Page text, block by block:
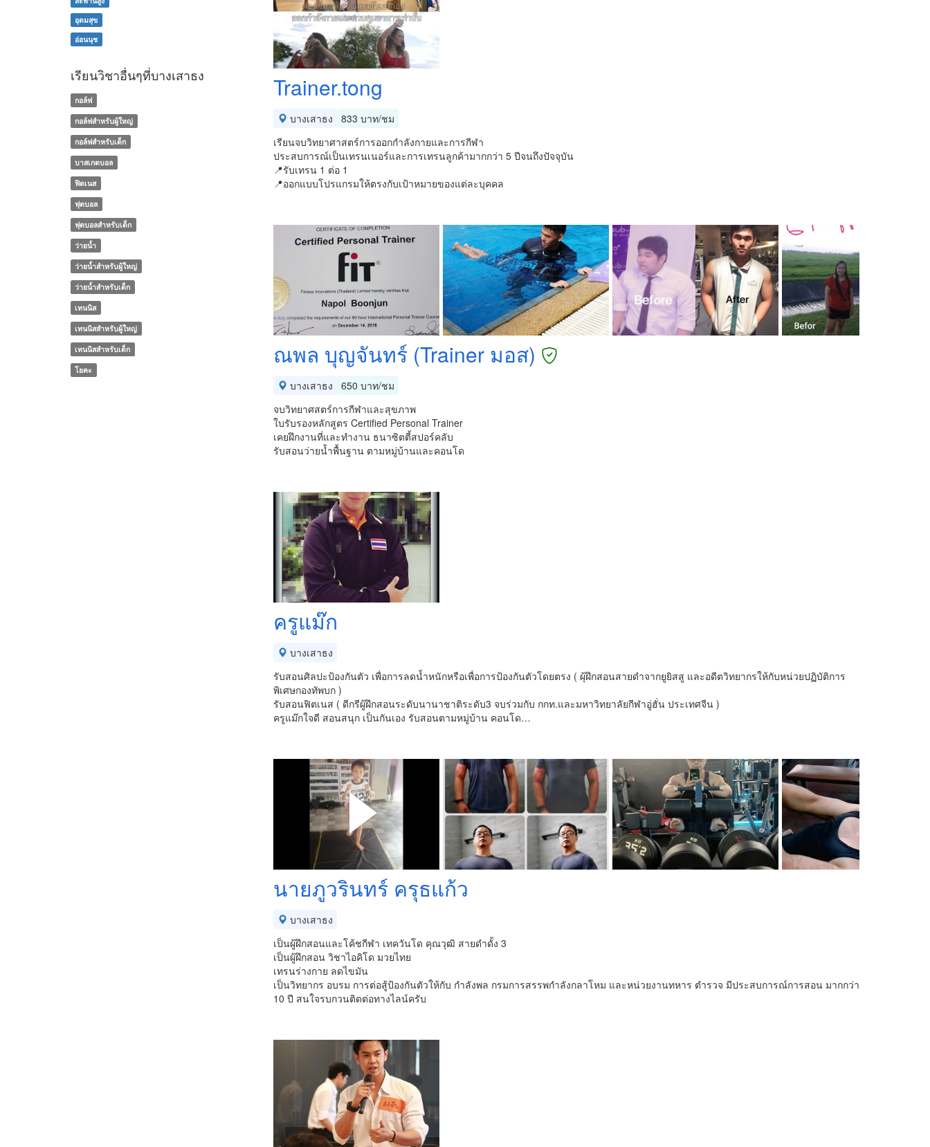
Trainer.tong
บางเสาธง
833 บาท/ชม
เรียนจบวิทยาศาสตร์การออกกำลังกายและการกีฬา
ประสบการณ์เป็นเทรนเนอร์และการเทรนลูกค้ามากกว่า 5 ปีจนถึงปัจจุบัน
📍รับเทรน 1 ต่อ 1
📍ออกแบบโปรแกรมให้ตรงกับเป้าหมายของแต่ละบุคคล
ณพล บุญจันทร์ (Trainer มอส)
บางเสาธง
650 บาท/ชม
จบวิทยาศสตร์การกีฬาและสุขภาพ
ใบรับรองหลักสูตร Certified Personal Trainer
เคยฝึกงานที่และทำงาน ธนาซิตตี้สปอร์คลับ
รับสอนว่ายน้ำพื้นฐาน ตามหมู่บ้านและคอนโด
ครูแม๊ก
บางเสาธง
รับสอนศิลปะป้องกันตัว เพื่อการลดน้ำหนักหรือเพื่อการป้องกันตัวโดยตรง ( ผุ้ฝึกสอนสายดำจากยูยิสสู และอดีตวิทยากรให้กับหน่วยปฏิบัติการ
พิเศษกองทัพบก )
รับสอนฟิตเนส ( ดีกรีผู้ฝึกสอนระดับนานาชาติระดับ3 จบร่วมกับ กกท.และมหาวิทยาลัยกีฬาอู่ฮั่น ประเทศจีน )
ครูแม๊กใจดี สอนสนุก เป็นกันเอง รับสอนตามหมู่บ้าน คอนโด…
นายภูวรินทร์ ครุธแก้ว
บางเสาธง
เป็นผู้ฝึกสอนและโค้ชกีฬา เทควันโด คุณวุฒิ สายดำดั้ง 3
เป็นผู้ฝึกสอน วิชาไอคิโด มวยไทย
เทรนร่างกาย ลดไขมัน
เป็นวิทยากร อบรม การต่อสู้ป้องกันตัวให้กับ กำลังพล กรมการสรรพกำลังกลาโหม และหน่วยงานทหาร ตำรวจ มีประสบการณ์การสอน มากกว่า
10 ปี สนใจรบกวนติดต่อทางไลน์​ครับ
อุดมสุข
อ่อนนุช
เรียนวิชาอื่นๆที่บางเสาธง
กอล์ฟ
กอล์ฟสำหรับผู้ใหญ่
กอล์ฟสำหรับเด็ก
บาสเกตบอล
ฟิตเนส
ฟุตบอล
ฟุตบอลสำหรับเด็ก
ว่ายน้ำ
ว่ายน้ำสำหรับผู้ใหญ่
ว่ายน้ำสำหรับเด็ก
เทนนิส
เทนนิสสำหรับผู้ใหญ่
เทนนิสสำหรับเด็ก
โยคะ